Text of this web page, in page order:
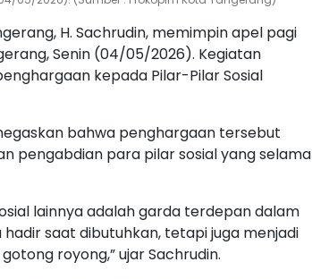
H. Sachrudin, memimpin apel pagi
Senin (04/05/2026). Kegiatan
kepada Pilar-Pilar Sosial
bahwa penghargaan tersebut
pengabdian para pilar sosial yang selama
lainnya adalah garda terdepan dalam
saat dibutuhkan, tetapi juga menjadi
royong,” ujar Sachrudin.